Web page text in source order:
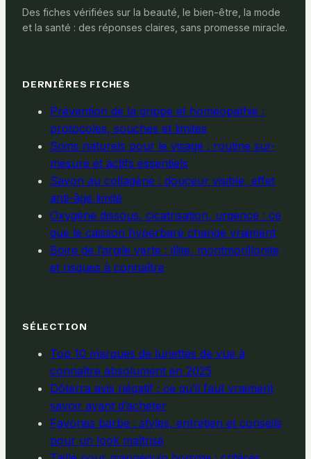
Des fiches vérifiées sur la beauté, le bien-être, la mode
et la santé : des réponses claires, sans promesse miracle.
DERNIÈRES FICHES
Prévention de la grippe et homéopathie :
protocoles, souches et limites
Soins naturels pour le visage : routine sur-
mesure et actifs essentiels
Savon au collagène : douceur visible, effet
anti-âge limité
Oxygène dissous, cicatrisation, urgence : ce
que le caisson hyperbare change vraiment
Boire de l’argile verte : illite, montmorillonite
et risques à connaître
SÉLECTION
Top 10 marques de lunettes de vue à
connaître absolument en 2025
Dōterra avis négatif : ce qu’il faut vraiment
savoir avant d’acheter
Favories barbe : styles, entretien et conseils
pour un look maîtrisé